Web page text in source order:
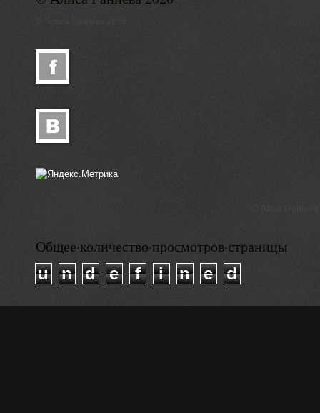
Общее·количество·просмотров·страницы
u
n d e f i n e d